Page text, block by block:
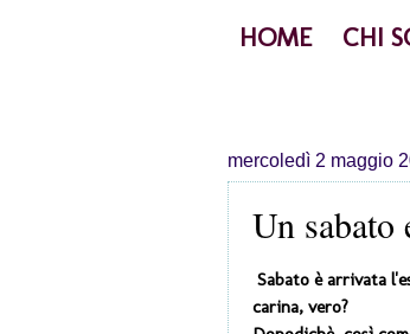
HOME CHI
mercoledì 2 maggio
Un sabato
Sabato è arrivata
carina, vero?